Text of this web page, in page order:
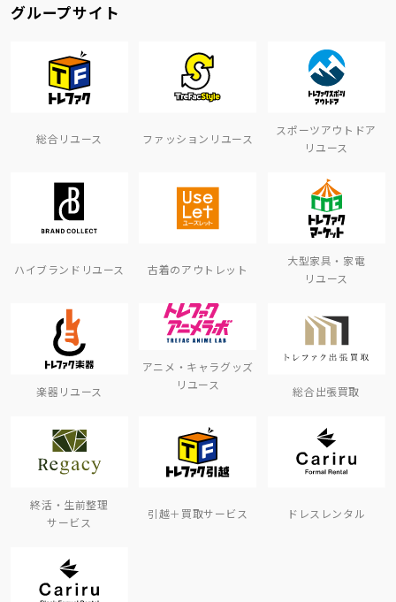
グループサイト
総合リユース ファッションリユース
スポーツアウトドア
リユース
ハイブランドリユース 古着のアウトレット
大型家具・家電
リユース
楽器リユース
アニメ・キャラグッズ
リユース
総合出張買取
終活・生前整理
サービス
引越＋買取サービス ドレスレンタル